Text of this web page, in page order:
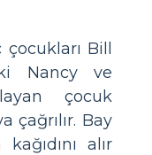
Bill
Nancy ve
çocuk
çağrılır. Bay
alır